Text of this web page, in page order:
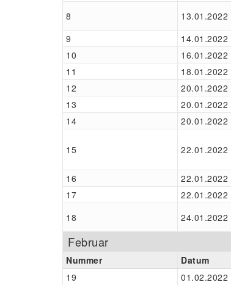
8
13.01.2022
9
14.01.2022
10
16.01.2022
11
18.01.2022
12
20.01.2022
13
20.01.2022
14
20.01.2022
15 22.01.2022
16
22.01.2022
17
22.01.2022
18
24.01.2022
Februar
Nummer Datum
19
01.02.2022